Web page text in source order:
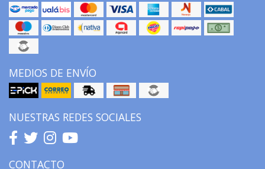
MEDIOS DE ENVÍO
NUESTRAS REDES SOCIALES
CONTACTO